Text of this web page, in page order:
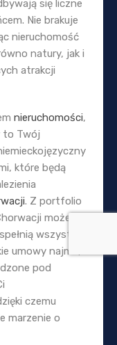
się liczne
Nie brakuje
nieruchomość
natury, jak i
atrakcji
nieruchomości,
to Twój
które będą
. Z portfolio
możesz
wszystkie
umowy najmu,
pod
czemu
marzenie o